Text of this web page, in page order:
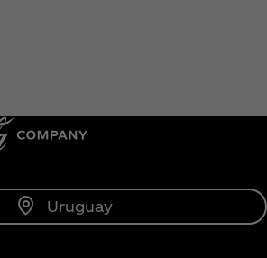
Uruguay